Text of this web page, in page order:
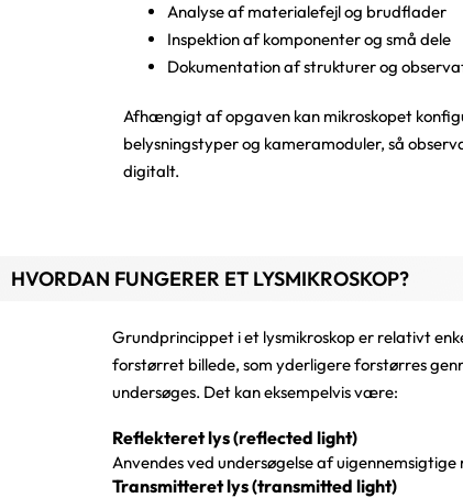
Analyse af materialefejl og brudflader
Inspektion af komponenter og små dele
Dokumentation af strukturer og
Afhængigt af opgaven kan mikroskopet
belysningstyper og kameramoduler, så
digitalt.
HVORDAN FUNGERER ET LYSMIKROSKOP?
Grundprincippet i et lysmikroskop er relativt
forstørret billede, som yderligere forstørres
undersøges. Det kan eksempelvis være:
Reflekteret lys (reflected light)
Anvendes ved undersøgelse af
Transmitteret lys (transmitted light)